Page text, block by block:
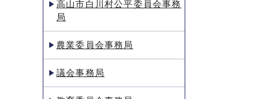
高山市白川村公平委員会事務
局
農業委員会事務局
議会事務局